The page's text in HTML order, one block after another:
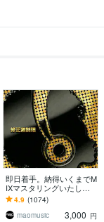
即日着手。納得いくまでM
IXマスタリングいたしま
す 実績1000件突破。修正
無制限。高品質な音を最
速で。
4.9 (1074)
maomusic
3,000 円